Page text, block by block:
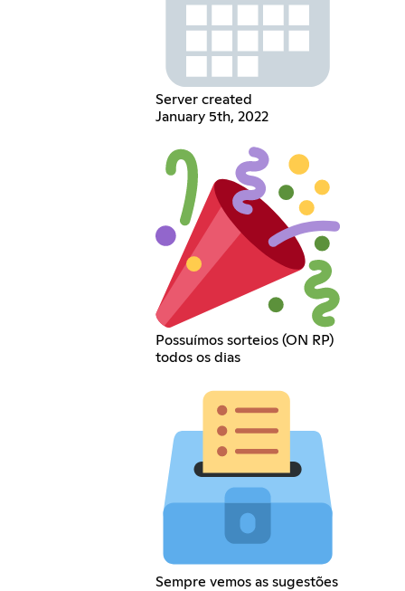
Server created
January 5th, 2022
Possuímos sorteios (ON RP)
todos os dias
Sempre vemos as sugestões